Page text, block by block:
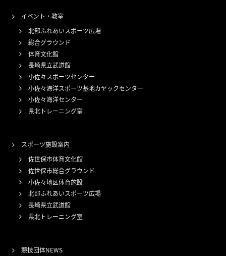
イベント・教室
北部ふれあいスポーツ広場
総合グラウンド
体育文化館
長崎県立武道館
小佐々スポーツセンター
小佐々海洋スポーツ基地カヤックセンター
小佐々海洋センター
県北トレーニング室
スポーツ施設案内
佐世保市体育文化館
佐世保市総合グラウンド
小佐々地区体育施設
北部ふれあいスポーツ広場
長崎県立武道館
県北トレーニング室
競技団体NEWS